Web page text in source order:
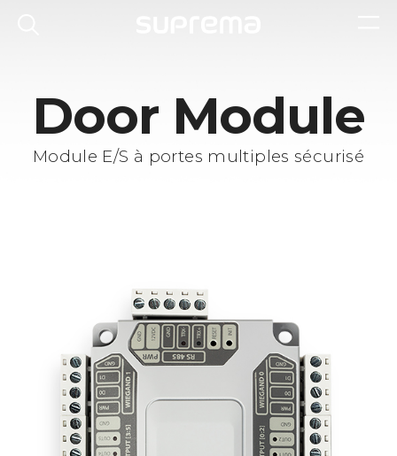
Door Module
Module E/S à portes multiples sécurisé